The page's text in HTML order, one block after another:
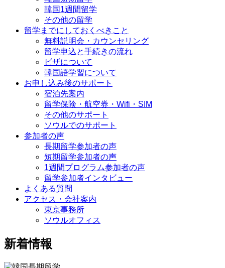
韓国1週間留学
その他の留学
留学までにしておくべきこと
無料説明会・カウンセリング
留学申込と手続きの流れ
ビザについて
韓国語学習について
お申し込み後のサポート
宿泊先案内
留学保険・航空券・Wifi・SIM
その他のサポート
ソウルでのサポート
参加者の声
長期留学参加者の声
短期留学参加者の声
1週間プログラム参加者の声
留学参加者インタビュー
よくある質問
アクセス・会社案内
東京事務所
ソウルオフィス
新着情報